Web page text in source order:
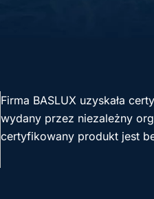
Firma BASLUX uzyskała
wydany przez niezależny
certyfikowany produkt jest